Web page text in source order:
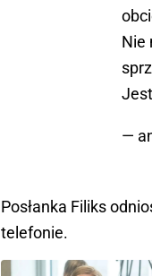
Nie
—
Posłanka Filiks
telefonie.